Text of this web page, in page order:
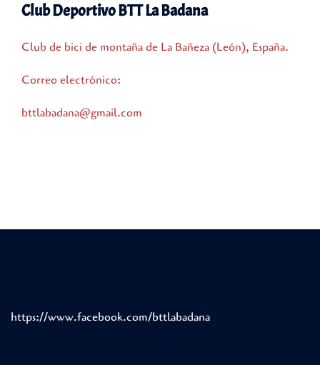
Club Deportivo BTT La Badana
Club de bici de montaña de La Bañeza (León), España.
Correo electrónico:
bttlabadana@gmail.com
https://www.facebook.com/bttlabadana